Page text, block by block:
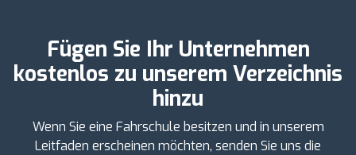
Fügen Sie Ihr Unternehmen
kostenlos zu unserem Verzeichnis
hinzu
Wenn Sie eine Fahrschule besitzen und in unserem
Leitfaden erscheinen möchten, senden Sie uns die